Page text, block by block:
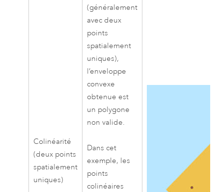
Colinéarité
(deux points
spatialement
uniques)
(généralement
avec deux
points
spatialement
uniques),
l’enveloppe
convexe
obtenue est
un polygone
non valide.
Dans cet
exemple, les
points
colinéaires